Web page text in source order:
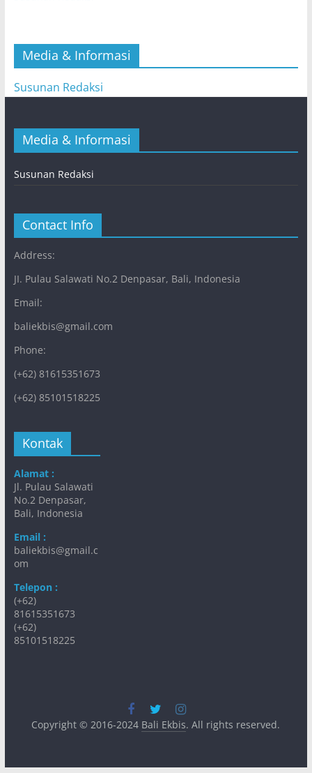
Media & Informasi
Susunan Redaksi
Media & Informasi
Susunan Redaksi
Contact Info
Address:
JI. Pulau Salawati No.2 Denpasar, Bali, Indonesia
Email:
baliekbis@gmail.com
Phone:
(+62) 81615351673
(+62) 85101518225
Kontak
Alamat :
Jl. Pulau Salawati
No.2 Denpasar,
Bali, Indonesia
Email :
baliekbis@gmail.c
om
Telepon :
(+62)
81615351673
(+62)
85101518225
Copyright © 2016-2024 Bali Ekbis. All rights reserved.